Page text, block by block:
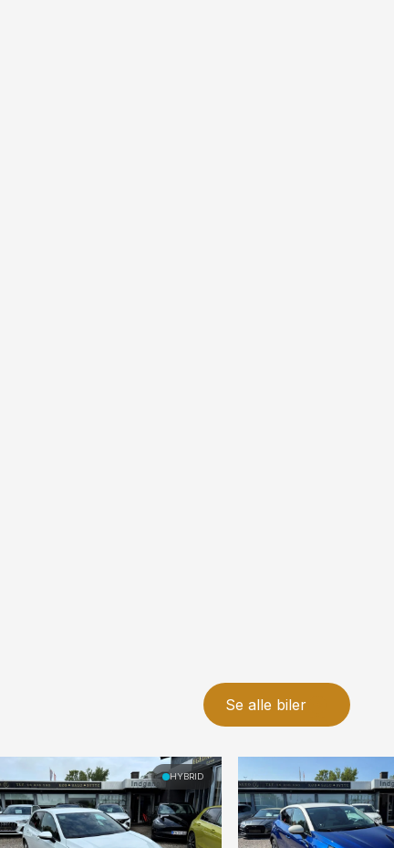
Se alle biler
HYBRID